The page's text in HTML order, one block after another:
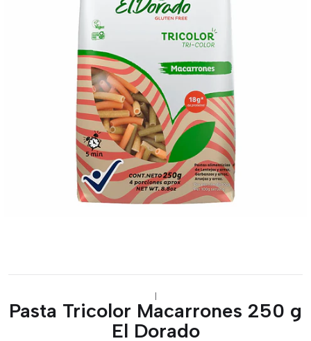
|
Pasta Tricolor Macarrones 250 g
El Dorado